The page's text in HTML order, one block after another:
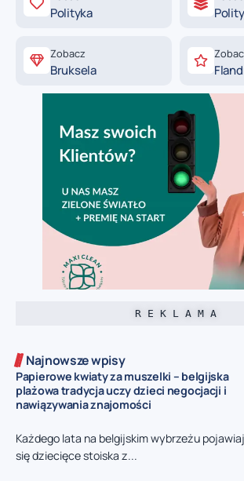
Polityka
Zobacz
Bruksela
R E K L A M A
Najnowsze wpisy
Papierowe kwiaty za muszelki – belgijska
plażowa tradycja uczy dzieci negocjacji i
nawiązywania znajomości
Każdego lata na belgijskim wybrzeżu
się dziecięce stoiska z...